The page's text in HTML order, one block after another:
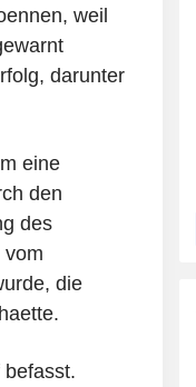
weil
darunter
eine
den
des
vom
die